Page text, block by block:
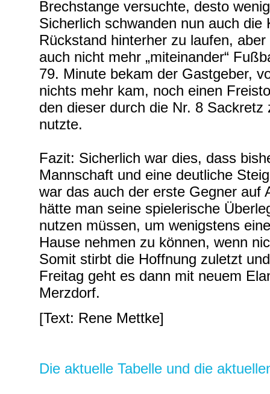
Brechstange versuchte, desto
Sicherlich schwanden nun auch die
Rückstand hinterher zu laufen,
auch nicht mehr „miteinander“
79. Minute bekam der Gastgeber,
nichts mehr kam, noch einen
den dieser durch die Nr. 8 Sackretz
nutzte.
Fazit: Sicherlich war dies, dass
Mannschaft und eine deutliche
war das auch der erste Gegner auf
hätte man seine spielerische
nutzen müssen, um wenigstens
Hause nehmen zu können, wenn
Somit stirbt die Hoffnung zuletzt
Freitag geht es dann mit neuem
Merzdorf.
[Text: Rene Mettke]
Die aktuelle Tabelle und die